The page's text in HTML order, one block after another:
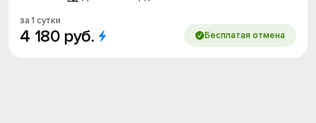
за 1 сутки
4 180 руб. Бесплатая отмена